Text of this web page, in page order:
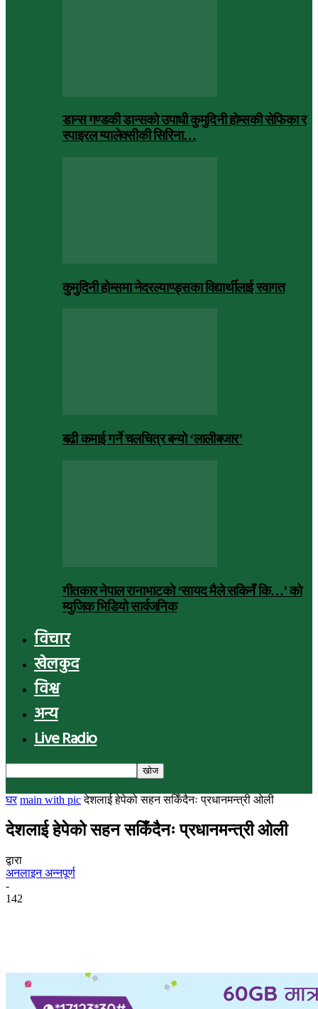
डान्स गण्डकी डान्सको उपाधी कुमुदिनी होम्सकी सेफिका र
स्पाइरल ग्यालेक्सीकी सिरिना…
कुमुदिनी होम्समा नेदरल्याण्ड्सका विद्यार्थीलाई स्वागत
बढी कमाई गर्ने चलचित्र बन्यो ‘लालीबजार’
गीतकार नेपाल रानाभाटको ‘सायद मैले सकिनँ कि…’ को
म्युजिक भिडियो सार्वजनिक
विचार
खेलकुद
विश्व
अन्य
Live Radio
घर main with pic देशलाई हेपेको सहन सकिँदैनः प्रधानमन्त्री ओली
देशलाई हेपेको सहन सकिँदैनः प्रधानमन्त्री ओली
द्वारा
अनलाइन अन्नपूर्ण
-
142